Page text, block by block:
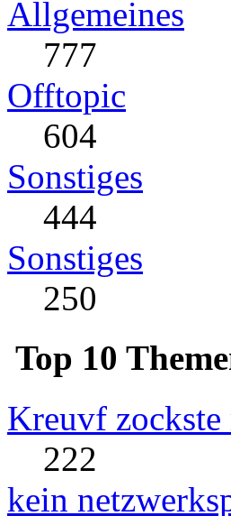
Allgemeines
777
Offtopic
604
Sonstiges
444
Sonstiges
250
Top 10
Kreuvf
222
kein